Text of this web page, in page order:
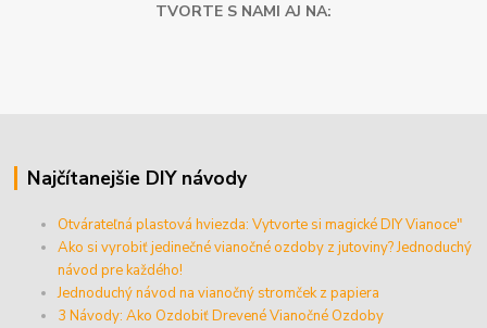
TVORTE S NAMI AJ NA:
Najčítanejšie DIY návody
Otvárateľná plastová hviezda: Vytvorte si magické DIY Vianoce"
Ako si vyrobiť jedinečné vianočné ozdoby z jutoviny? Jednoduchý
návod pre každého!
Jednoduchý návod na vianočný stromček z papiera
3 Návody: Ako Ozdobiť Drevené Vianočné Ozdoby